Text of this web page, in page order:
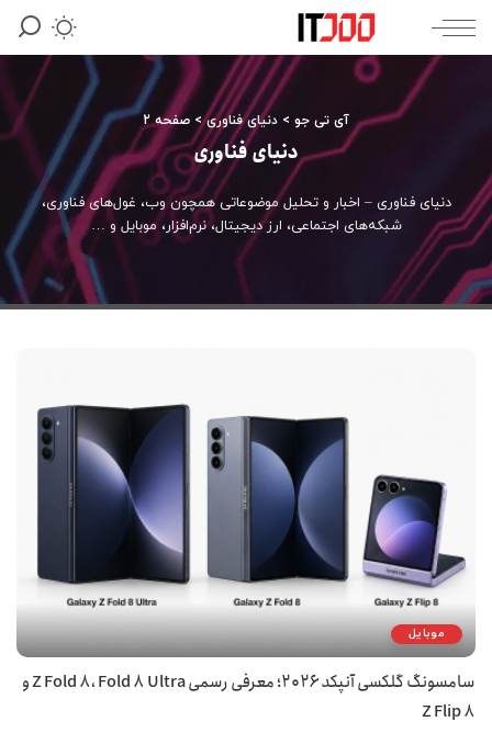
آی تی جو > دنیای فناوری> صفحه 2
دنیای فناوری
دنیای فناوری – اخبار و تحلیل‌ موضوعاتی همچون وب، غول‌های فناوری،
شبکه‌های اجتماعی، ارز دیجیتال، نرم‌افزار، موبایل و …
موبایل
سامسونگ گلکسی آنپکد ۲۰۲۶؛ معرفی رسمی Z Fold 8، Fold 8 Ultra و
Z Flip 8